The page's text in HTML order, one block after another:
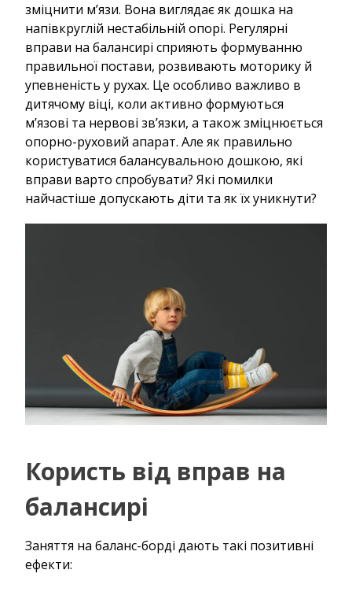
зміцнити м’язи. Вона виглядає як дошка на
напівкруглій нестабільній опорі. Регулярні
вправи на балансирі сприяють формуванню
правильної постави, розвивають моторику й
упевненість у рухах. Це особливо важливо в
дитячому віці, коли активно формуються
м’язові та нервові зв’язки, а також зміцнюється
опорно-руховий апарат. Але як правильно
користуватися балансувальною дошкою, які
вправи варто спробувати? Які помилки
найчастіше допускають діти та як їх уникнути?
Користь від вправ на
балансирі
Заняття на баланс-борді дають такі позитивні
ефекти: